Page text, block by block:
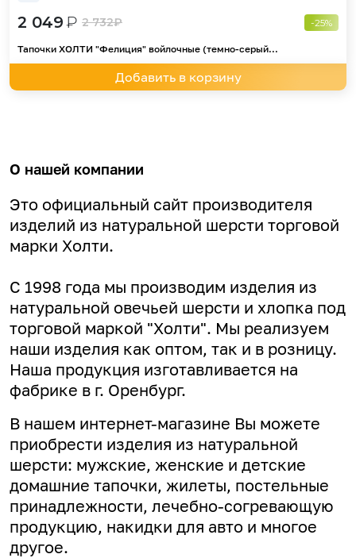
2 049₽ 2 732₽ -25%
Тапочки ХОЛТИ "Фелиция" войлочные (темно-серый...
Добавить в корзину
О нашей компании
Это официальный сайт производителя
изделий из натуральной шерсти торговой
марки Холти.
С 1998 года мы производим изделия из
натуральной овечьей шерсти и хлопка под
торговой маркой "Холти". Мы реализуем
наши изделия как оптом, так и в розницу.
Наша продукция изготавливается на
фабрике в г. Оренбург.
В нашем интернет-магазине Вы можете
приобрести изделия из натуральной
шерсти: мужские, женские и детские
домашние тапочки, жилеты, постельные
принадлежности, лечебно-согревающую
продукцию, накидки для авто и многое
другое.